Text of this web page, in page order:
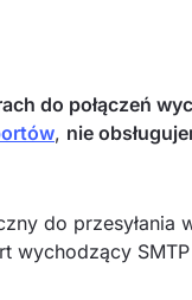
do połączeń
, nie
do przesyłania
wychodzący